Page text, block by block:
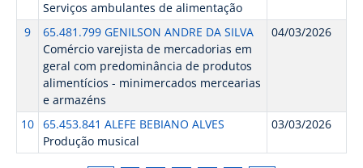
Serviços ambulantes de alimentação
9
65.481.799 GENILSON ANDRE DA SILVA
Comércio varejista de mercadorias em
geral com predominância de produtos
alimentícios - minimercados mercearias
e armazéns
04/03/2026
10 65.453.841 ALEFE BEBIANO ALVES
Produção musical
03/03/2026